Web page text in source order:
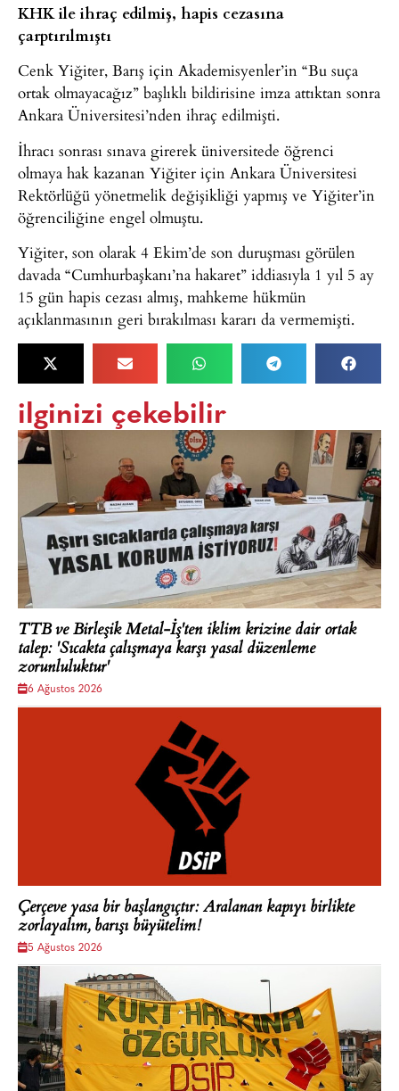
KHK ile ihraç edilmiş, hapis cezasına
çarptırılmıştı
Cenk Yiğiter, Barış için Akademisyenler’in “Bu suça
ortak olmayacağız” başlıklı bildirisine imza attıktan sonra
Ankara Üniversitesi’nden ihraç edilmişti.
İhracı sonrası sınava girerek üniversitede öğrenci
olmaya hak kazanan Yiğiter için Ankara Üniversitesi
Rektörlüğü yönetmelik değişikliği yapmış ve Yiğiter’in
öğrenciliğine engel olmuştu.
Yiğiter, son olarak 4 Ekim’de son duruşması görülen
davada “Cumhurbaşkanı’na hakaret” iddiasıyla 1 yıl 5 ay
15 gün hapis cezası almış, mahkeme hükmün
açıklanmasının geri bırakılması kararı da vermemişti.
ilginizi çekebilir
TTB ve Birleşik Metal-İş'ten iklim krizine dair ortak
talep: 'Sıcakta çalışmaya karşı yasal düzenleme
zorunluluktur'
6 Ağustos 2026
Çerçeve yasa bir başlangıçtır: Aralanan kapıyı birlikte
zorlayalım, barışı büyütelim!
5 Ağustos 2026